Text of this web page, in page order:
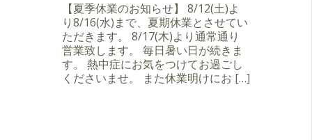
【夏季休業のお知らせ】 8/12(土)よ
り8/16(水)まで、夏期休業とさせてい
ただきます。 8/17(木)より通常通り
営業致します。 毎日暑い日が続きま
す。 熱中症にお気をつけてお過ごし
くださいませ。 また休業明けにお […]